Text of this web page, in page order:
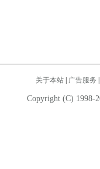
关于本站| 广告服务
Copyright (C) 1998-